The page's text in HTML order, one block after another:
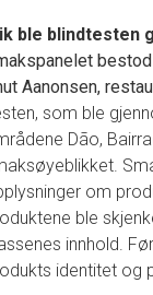
ble blindtesten
Aanonsen,
som ble
Dão,
om
ble
innhold.
identitet og